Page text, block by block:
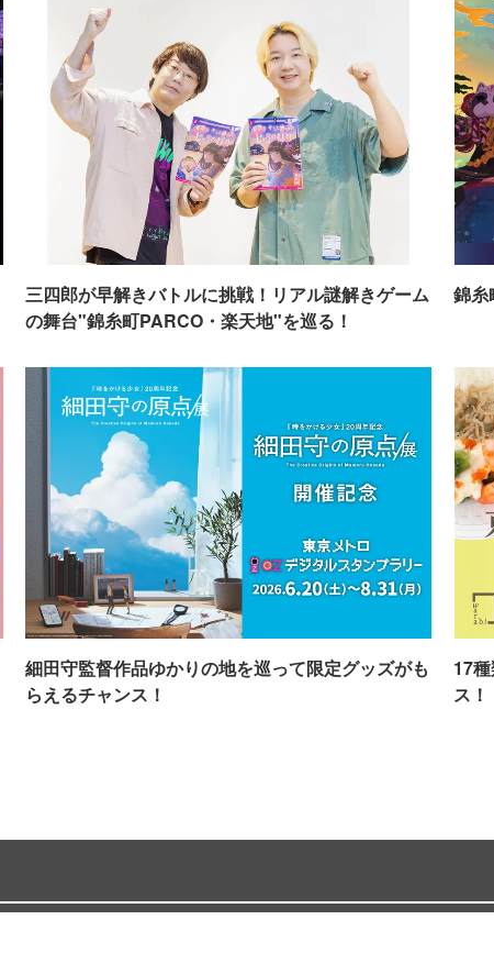
三四郎が早解きバトルに挑戦！リアル謎解きゲーム
の舞台"錦糸町PARCO・楽天地"を巡る！
錦糸
細田守監督作品ゆかりの地を巡って限定グッズがも
らえるチャンス！
17
ス！